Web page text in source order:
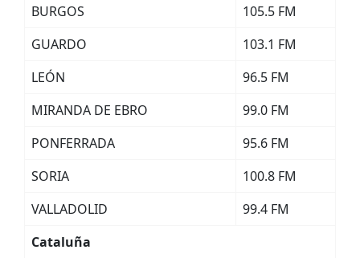
BURGOS
105.5 FM
GUARDO
103.1 FM
LEÓN
96.5 FM
MIRANDA DE EBRO
99.0 FM
PONFERRADA
95.6 FM
SORIA
100.8 FM
VALLADOLID
99.4 FM
Cataluña